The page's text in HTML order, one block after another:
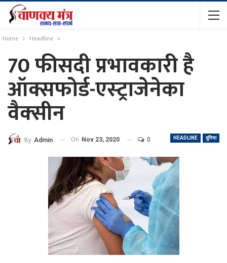
Home Headline
70 फीसदी प्रभावकारी है
ऑक्सफोर्ड-एस्‍ट्राजेनेका
वैक्‍सीन
HEADLINE दुनिया
By Admin On Nov 23, 2020 0